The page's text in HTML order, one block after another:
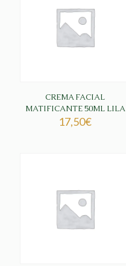
CREMA FACIAL
MATIFICANTE 50ML LILA
17,50€